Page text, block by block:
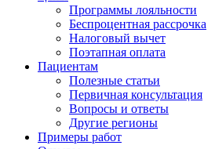
Программы лояльности
Беспроцентная рассрочка
Налоговый вычет
Поэтапная оплата
Пациентам
Полезные статьи
Первичная консультация
Вопросы и ответы
Другие регионы
Примеры работ